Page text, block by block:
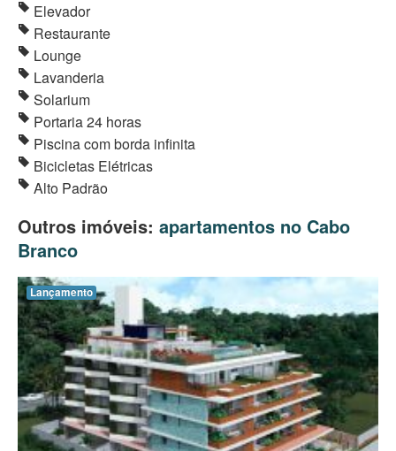
Elevador
Restaurante
Lounge
Lavanderia
Solarium
Portaria 24 horas
Piscina com borda infinita
Bicicletas Elétricas
Alto Padrão
Outros imóveis: apartamentos no Cabo
Branco
Lançamento